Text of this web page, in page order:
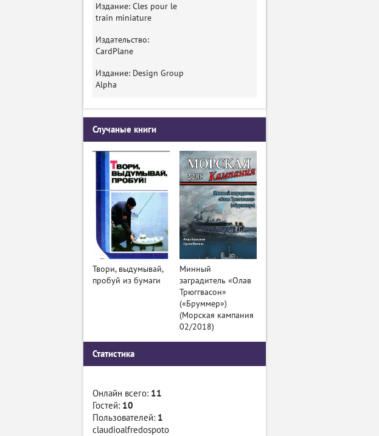
Издание: Cles pour le
train miniature
Издательство:
CardPlane
Издание: Design Group
Alpha
Случаные книги
Твори, выдумывай,
пробуй из бумаги
Минный
заградитель «Олав
Трюггвасон»
(«Бруммер»)
(Морская кампания
02/2018)
Статистика
Онлайн всего: 11
Гостей: 10
Пользователей: 1
claudioalfredospoto